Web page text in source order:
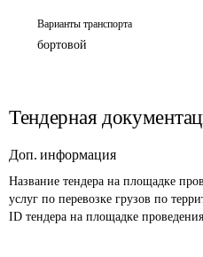
Варианты транспорта
бортовой
Тендерная
Доп. информация
Название тендера на площадке
услуг по перевозке грузов по
ID тендера на площадке